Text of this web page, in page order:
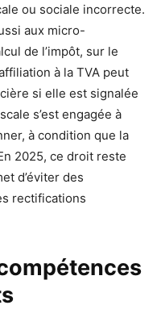
ou sociale incorrecte.
aux micro-
de l’impôt, sur le
à la TVA peut
si elle est signalée
s’est engagée à
à condition que la
2025, ce droit reste
d’éviter des
rectifications